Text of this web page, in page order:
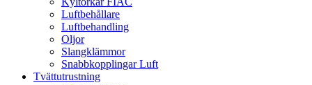
Luftbehållare
Luftbehandling
Oljor
Slangklämmor
Snabbkopplingar Luft
Tvättutrustning